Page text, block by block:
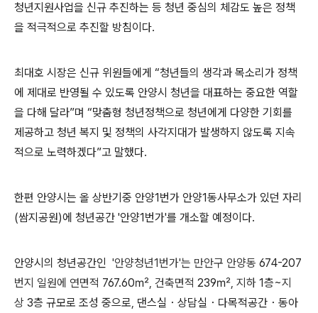
청년지원사업을 신규 추진하는 등 청년 중심의 체감도 높은 정책
을 적극적으로 추진할 방침이다.
최대호 시장은 신규 위원들에게 “청년들의 생각과 목소리가 정책
에 제대로 반영될 수 있도록 안양시 청년을 대표하는 중요한 역할
을 다해 달라”며 “맞춤형 청년정책으로 청년에게 다양한 기회를
제공하고 청년 복지 및 정책의 사각지대가 발생하지 않도록 지속
적으로 노력하겠다”고 말했다.
한편 안양시는 올 상반기중 안양1번가 안양1동사무소가 있던 자리
(쌈지공원)에 청년공간 '안양1번가'를 개소할 예정이 다.
안양시의 청년공간인 '안양청년1번가'는 만안구 안양동 674-207
번지 일원에 연면적 767.60㎡, 건축면적 239㎡, 지하 1층~지
상 3층 규모로 조성 중으로, 댄스실・상담실・다목적공간・동아